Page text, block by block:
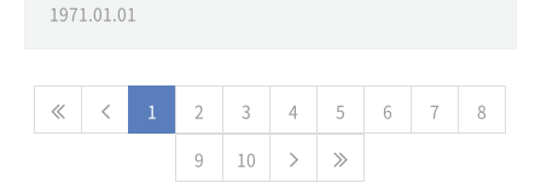
1971.01.01
1 2 3 4 5 6 7
8
9
10